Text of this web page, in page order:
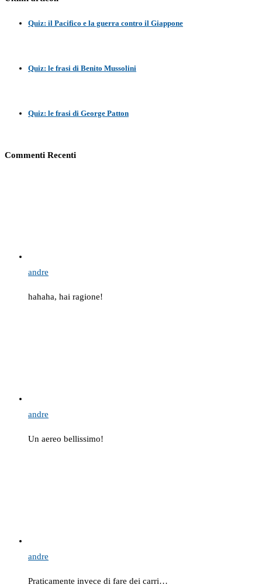
Quiz: il Pacifico e la guerra contro il Giappone
Quiz: le frasi di Benito Mussolini
Quiz: le frasi di George Patton
Commenti Recenti
andre
hahaha, hai ragione!
andre
Un aereo bellissimo!
andre
Praticamente invece di fare dei carri…